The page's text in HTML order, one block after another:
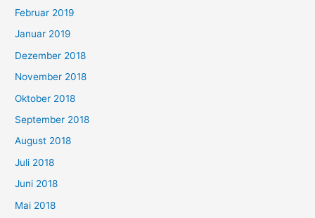
Februar 2019
Januar 2019
Dezember 2018
November 2018
Oktober 2018
September 2018
August 2018
Juli 2018
Juni 2018
Mai 2018